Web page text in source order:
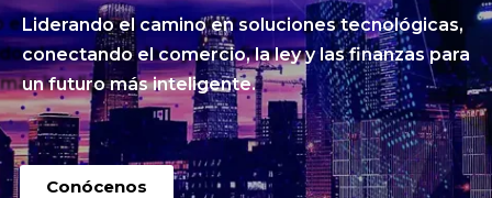
Liderando el camino en soluciones tecnológicas,
conectando el comercio, la ley y las finanzas para
un futuro más inteligente.
Conócenos